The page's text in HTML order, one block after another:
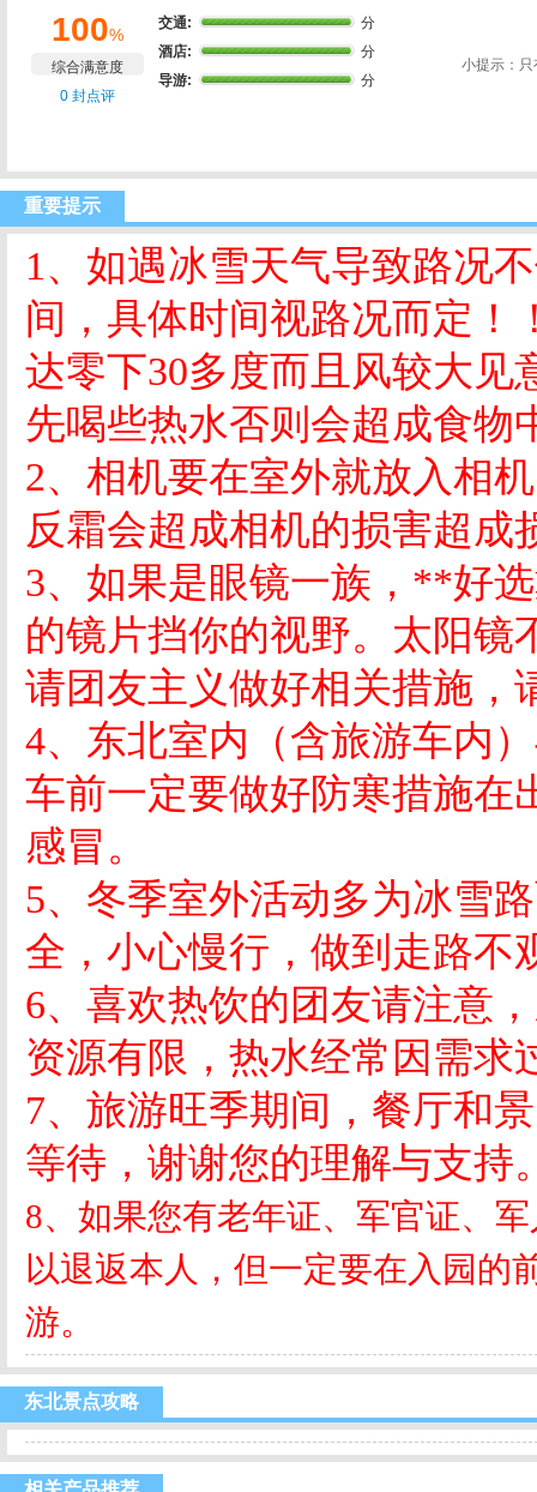
100%
综合满意度
0 封点评
交通:
分
酒店:
分
导游:
分
小提示：
重要提示
1、如遇冰雪天气导致路况
间，具体时间视路况而定！
达零下30多度而且风较大见
先喝些热水否则会超成食物
2、相机要在室外就放入相
反霜会超成相机的损害超成
3、 如果是眼镜一族，**好
的镜片挡你的视野。太阳镜
请团友主义做好相关措施，
4、东北室内（含旅游车内
车前一定要做好防寒措施在
感冒。
5、冬季室外活动多为冰雪
全，小心慢行，做到走路不
6、喜欢热饮的团友请注意
资源有限，热水经常因需求
7、旅游旺季期间，餐厅和
等待，谢谢您的理解与支持
8、如果您有老年证、军官证、
以退返本人，但一定要在入园的
游。
东北景点攻略